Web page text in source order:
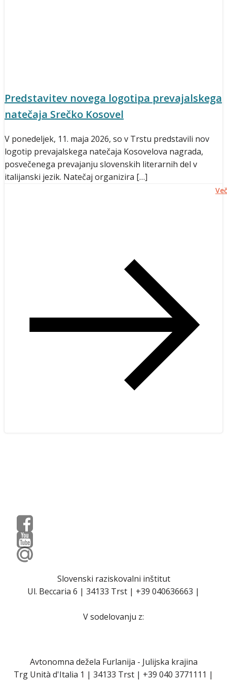
Predstavitev novega logotipa prevajalskega
natečaja Srečko Kosovel
V ponedeljek, 11. maja 2026, so v Trstu predstavili nov
logotip prevajalskega natečaja Kosovelova nagrada,
posvečenega prevajanju slovenskih literarnih del v
italijanski jezik. Natečaj organizira […]
Več
Slovenski raziskovalni inštitut
Ul. Beccaria 6 | 34133 Trst | +39 040636663 |
V sodelovanju z:
Avtonomna dežela Furlanija - Julijska krajina
Trg Unità d'Italia 1 | 34133 Trst | +39 040 3771111 |